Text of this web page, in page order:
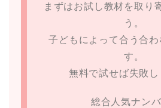
まずはお試し教材を取り
う。
子どもによって合う合わ
す。
無料で試せば失敗し
総合人気ナン